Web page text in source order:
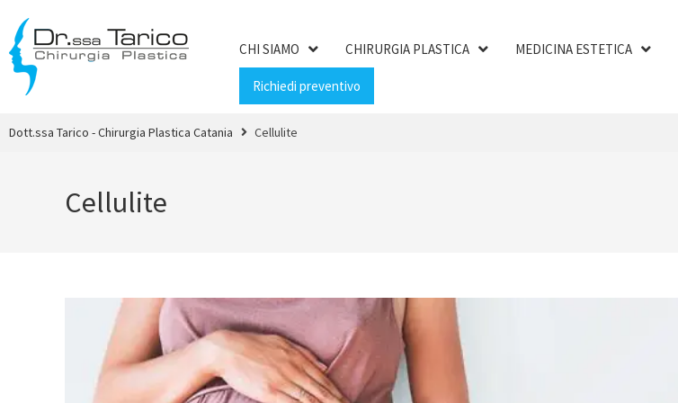
CHI SIAMO CHIRURGIA PLASTICA MEDICINA ESTETICA
Richiedi preventivo
Dott.ssa Tarico - Chirurgia Plastica Catania Cellulite
Cellulite